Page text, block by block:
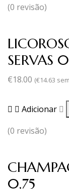
(0 revisão)
SERVAS
€18.00 (€14.63
Adicionar
(0 revisão)
0,75